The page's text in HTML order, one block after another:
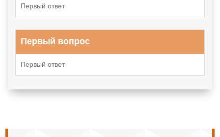
Первый ответ
Первый вопрос
Первый ответ